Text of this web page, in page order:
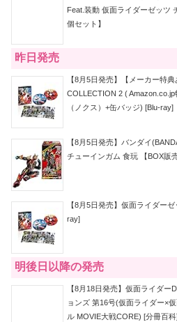
Feat.装動 仮面ライダーゼッツ
個セット】
昨日発売
【8月5日発売】【メーカー特
COLLECTION 2 (
（ノクス）+缶バッジ) [Blu-ray]
【8月5日発売】バンダイ
チューインガム 食玩 【BOX販
【8月5日発売】仮面ライダー
ray]
明後日以降の発売
【8月18日発売】仮面ライダー
ョンズ 第16号(仮面ライダー×
ル MOVIE大戦CORE) [分冊百